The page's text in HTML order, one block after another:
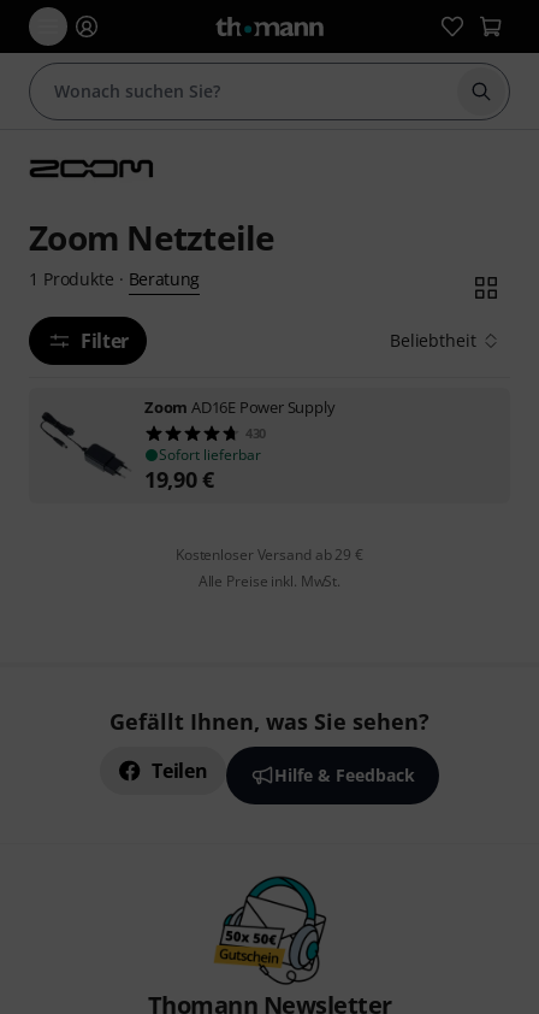
Suche
Zoom Netzteile
1 Produkte · Beratung
Filter Beliebtheit
Zoom AD16E Power Supply
430
Sofort lieferbar
19,90€
Kostenloser Versand ab 29 €
Alle Preise inkl. MwSt.
Gefällt Ihnen, was Sie sehen?
Teilen Hilfe & Feedback
Thomann Newsletter